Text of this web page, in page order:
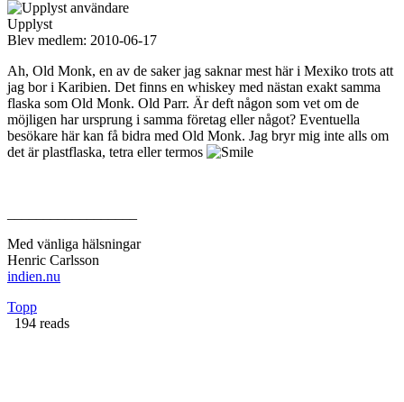
Upplyst
Blev medlem: 2010-06-17
Ah, Old Monk, en av de saker jag saknar mest här i Mexiko trots att
jag bor i Karibien. Det finns en whiskey med nästan exakt samma
flaska som Old Monk. Old Parr. Är deft någon som vet om de
möjligen har ursprung i samma företag eller något? Eventuella
besökare här kan få bidra med Old Monk. Jag bryr mig inte alls om
det är plastflaska, tetra eller termos
Med vänliga hälsningar
Henric Carlsson
indien.nu
Topp
194 reads